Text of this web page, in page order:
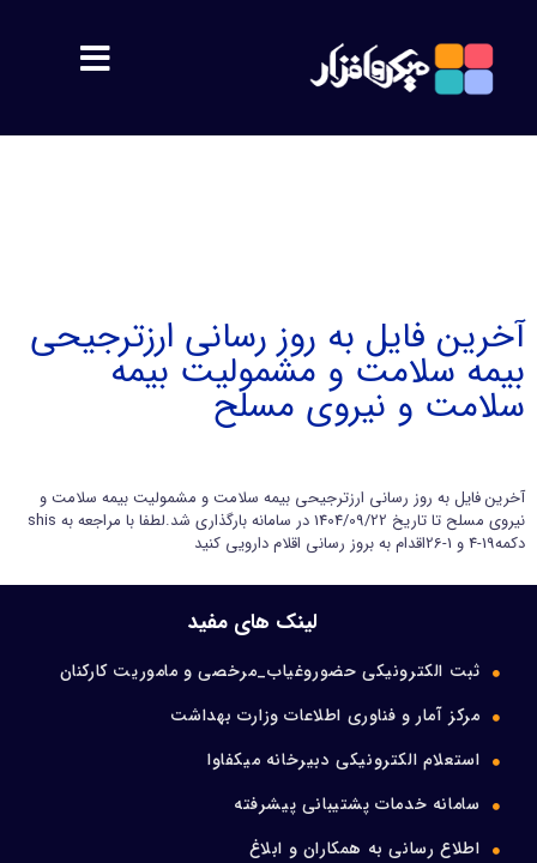
پشتیبانی
محصولات
سمیس
ورود اعضا
آخرین فایل به روز رسانی ارزترجیحی
بیمه سلامت و مشمولیت بیمه
سلامت و نیروی مسلح
آخرین فایل به روز رسانی ارزترجیحی بیمه سلامت و مشمولیت بیمه سلامت و
نیروی مسلح تا تاریخ 1404/09/22 در سامانه بارگذاری شد.لطفا با مراجعه به shis
دکمه19-4 و 1-26اقدام به بروز رسانی اقلام دارویی کنید
لینک های مفید
ثبت الکترونیکی حضوروغیاب_مرخصی و ماموریت کارکنان
مرکز آمار و فناوری اطلاعات وزارت بهداشت
استعلام الکترونیکی دبیرخانه میکفاوا
سامانه خدمات پشتیبانی پیشرفته
اطلاع رسانی به همکاران و ابلاغ